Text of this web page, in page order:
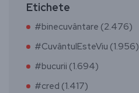
Etichete
#binecuvântare (2.476)
#CuvântulEsteViu (1.956)
#bucurii (1.694)
#cred (1.417)